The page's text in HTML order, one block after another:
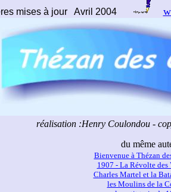
mises à jour Avril 2004
réalisation :Henry Coulondou -
du même
Bienvenue à Thézan
1907 - La Révolte des
Charles Martel et la
les Moulins de la